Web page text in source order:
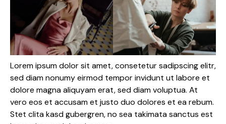
Lorem ipsum dolor sit amet, consetetur sadipscing elitr,
sed diam nonumy eirmod tempor invidunt ut labore et
dolore magna aliquyam erat, sed diam voluptua. At
vero eos et accusam et justo duo dolores et ea rebum.
Stet clita kasd gubergren, no sea takimata sanctus est